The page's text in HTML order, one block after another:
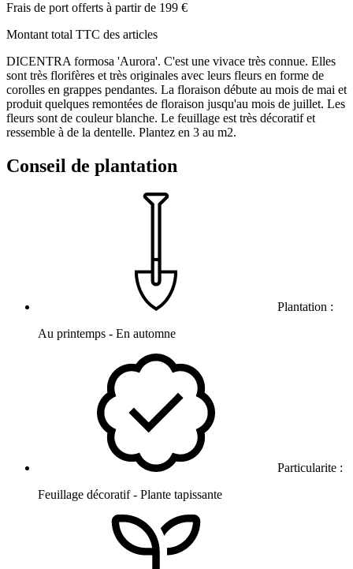
Frais de port offerts à partir de 199 €
Montant total TTC des articles
DICENTRA formosa 'Aurora'. C'est une vivace très connue. Elles
sont très florifères et très originales avec leurs fleurs en forme de
corolles en grappes pendantes. La floraison débute au mois de mai et
produit quelques remontées de floraison jusqu'au mois de juillet. Les
fleurs sont de couleur blanche. Le feuillage est très décoratif et
ressemble à de la dentelle. Plantez en 3 au m2.
Conseil de plantation
Plantation :
Au printemps - En automne
Particularite :
Feuillage décoratif - Plante tapissante